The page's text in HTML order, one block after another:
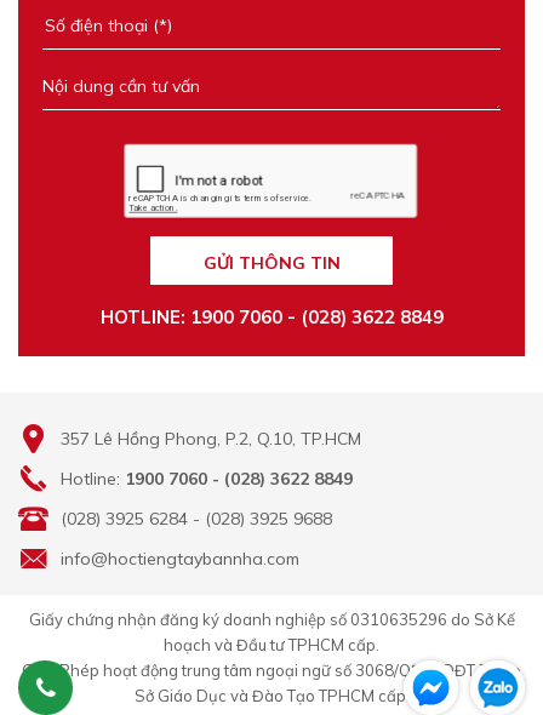
GỬI THÔNG TIN
HOTLINE: 1900 7060 - (028) 3622 8849
357 Lê Hồng Phong, P.2, Q.10, TP.HCM
Hotline: 1900 7060 - (028) 3622 8849
(028) 3925 6284 - (028) 3925 9688
info@hoctiengtaybannha.com
Giấy chứng nhận đăng ký doanh nghiệp số 0310635296 do Sở Kế
hoạch và Đầu tư TPHCM cấp.
Giấy Phép hoạt động trung tâm ngoại ngữ số 3068/QĐ-GDĐT-TC do
Sở Giáo Dục và Đào Tạo TPHCM cấp.